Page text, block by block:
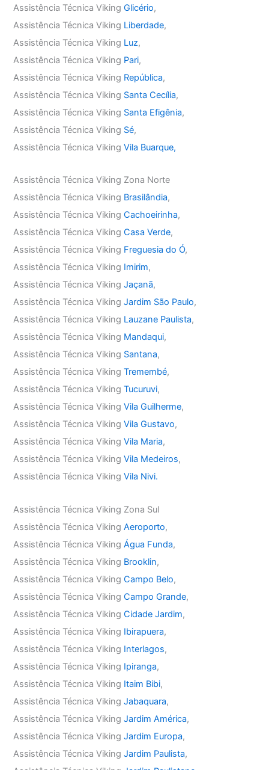
Assistência Técnica VikingGlicério,
Assistência Técnica Viking Liberdade,
Assistência Técnica Viking Luz,
Assistência Técnica Viking Pari,
Assistência Técnica Viking República,
Assistência Técnica Viking Santa Cecília,
Assistência Técnica Viking Santa Efigênia,
Assistência Técnica Viking Sé,
Assistência Técnica VikingVila Buarque,
Assistência Técnica Viking Zona Norte
Assistência Técnica Viking Brasilândia,
Assistência Técnica VikingCachoeirinha,
Assistência Técnica VikingCasa Verde,
Assistência Técnica Viking Freguesia do Ó,
Assistência Técnica Viking Imirim,
Assistência Técnica VikingJaçanã,
Assistência Técnica VikingJardim São Paulo,
Assistência Técnica Viking Lauzane Paulista,
Assistência Técnica Viking Mandaqui,
Assistência Técnica Viking Santana,
Assistência Técnica VikingTremembé,
Assistência Técnica VikingTucuruvi,
Assistência Técnica VikingVila Guilherme,
Assistência Técnica VikingVila Gustavo,
Assistência Técnica VikingVila Maria,
Assistência Técnica VikingVila Medeiros,
Assistência Técnica VikingVila Nivi.
Assistência Técnica Viking Zona Sul
Assistência Técnica VikingAeroporto,
Assistência Técnica VikingÁgua Funda,
Assistência Técnica Viking Brooklin,
Assistência Técnica VikingCampo Belo,
Assistência Técnica VikingCampo Grande,
Assistência Técnica VikingCidade Jardim,
Assistência Técnica Viking Ibirapuera,
Assistência Técnica Viking Interlagos,
Assistência Técnica Viking Ipiranga,
Assistência Técnica Viking Itaim Bibi,
Assistência Técnica VikingJabaquara,
Assistência Técnica VikingJardim América,
Assistência Técnica VikingJardim Europa,
Assistência Técnica VikingJardim Paulista,